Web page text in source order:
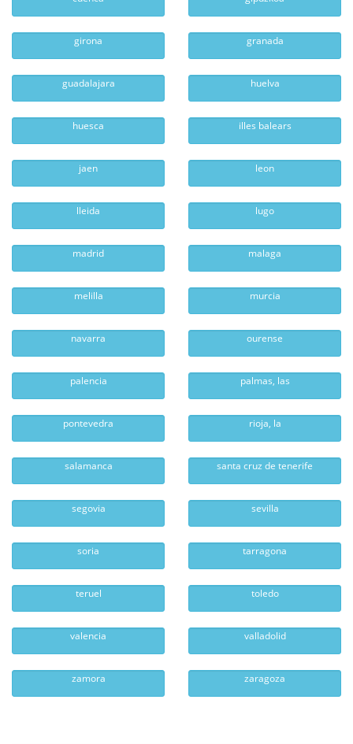
girona granada
guadalajara huelva
huesca illes balears
jaen leon
lleida lugo
madrid malaga
melilla murcia
navarra ourense
palencia palmas, las
pontevedra rioja, la
salamanca santa cruz de tenerife
segovia sevilla
soria tarragona
teruel toledo
valencia valladolid
zamora zaragoza